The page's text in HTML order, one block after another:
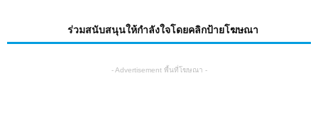
ร่วมสนับสนุนให้กำลังใจโดยคลิกป้ายโฆษณา
- Advertisement พื้นที่โฆษณา -